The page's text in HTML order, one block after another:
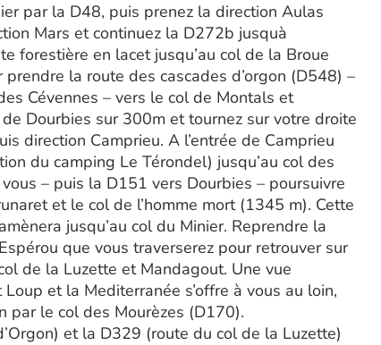
par la D48, puis prenez la direction Aulas
Mars et continuez la D272b jusquà
forestière en lacet jusqu’au col de la Broue
la route des cascades d’orgon (D548) –
Cévennes – vers le col de Montals et
Dourbies sur 300m et tournez sur votre droite
direction Camprieu. A l’entrée de Camprieu
du camping Le Térondel) jusqu’au col des
– puis la D151 vers Dourbies – poursuivre
et le col de l’homme mort (1345 m). Cette
jusqu’au col du Minier. Reprendre la
que vous traverserez pour retrouver sur
de la Luzette et Mandagout. Une vue
et la Mediterranée s’offre à vous au loin,
par le col des Mourèzes (D170).
et la D329 (route du col de la Luzette)